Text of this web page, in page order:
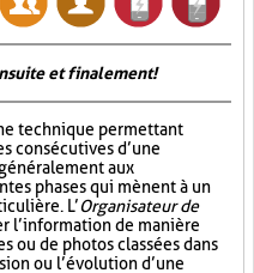
et finalement!
technique permettant
consécutives d’une
aux
phases qui mènent à un
L’Organisateur de
l’information de manière
ou de photos classées dans
ou l’évolution d’une